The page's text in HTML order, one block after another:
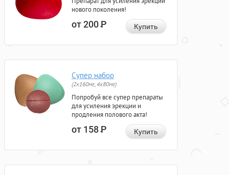
нового поколения!
от 200Р Купить
Супер набор
(2х160мг, 4х80мг)
Попробуй все супер препараты
для усиления эрекции и
продления полового акта!
от 158Р Купить